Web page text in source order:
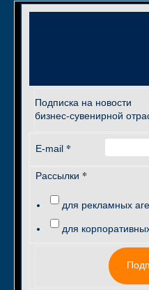
Подписка на новости
бизнес-сувенирной
E-mail *
Рассылки *
для рекламных
для